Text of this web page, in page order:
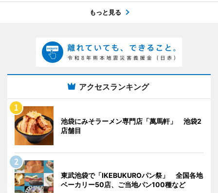
もっと見る
アクセスランキング
池袋にみそラーメン専門店「萬馬軒」 池袋2
店舗目
東武池袋で「IKEBUKUROパン祭」 全国各地
ベーカリー50店、ご当地パン100種など